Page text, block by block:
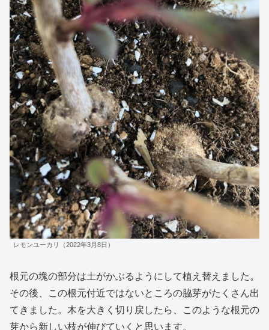
レモンユーカリ（2022年3月8日）
根元の塊の部分は土がかぶるようにして植え替えました。
その後、この根元付近ではないところの脇芽がたくさん出
てきました。木を大きく切り戻したら、このような根元の
芽から新しい枝が伸びていくと思います。